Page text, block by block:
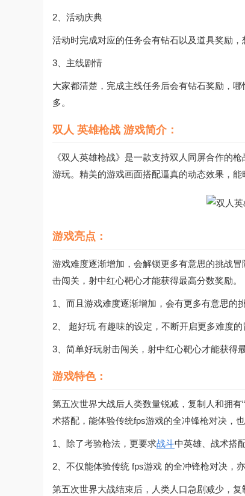
2、活动庆典
活动时完成对应的任务会有钻石以及道具奖励，
3、主线剧情
大家都清楚，完成主线任务后会有钻石奖励，
多。
双人 英雄枪战 游戏简介：
《双人英雄枪战》是一款支持双人同屏合作的枪
游玩。精美的游戏画面搭配逼真的动态效果，
游戏亮点：
游戏难度逐渐增加，会解锁更多有意思的挑战
击闯关，射中红心靶心才能获得最高分数奖励。
1、而且游戏难度逐渐增加，会有更多有意思的
2、 超好玩 有趣味的设定，不断开启更多难度的
3、简单好玩射击闯关，射中红心靶心才能获得
游戏特色：
第五次世界大战后人类数量锐减，复制人和拥
术搭配，能体验传统fps游戏的全冲锋枪对决，
1、除了考验枪法，更要求战斗中英雄、战术搭
2、不仅能体验传统 fps游戏 的全冲锋枪对决，
第五次世界大战结束后，人类人口急剧减少，复